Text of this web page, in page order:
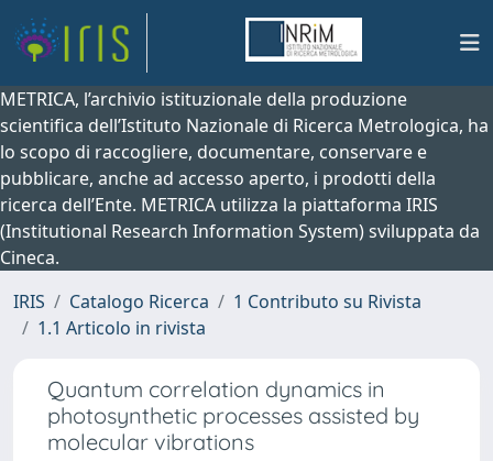
METRICA, l’archivio istituzionale della produzione
scientifica dell’Istituto Nazionale di Ricerca Metrologica, ha
lo scopo di raccogliere, documentare, conservare e
pubblicare, anche ad accesso aperto, i prodotti della
ricerca dell’Ente. METRICA utilizza la piattaforma IRIS
(Institutional Research Information System) sviluppata da
Cineca.
IRIS
Catalogo Ricerca
1 Contributo su Rivista
1.1 Articolo in rivista
Quantum correlation dynamics in
photosynthetic processes assisted by
molecular vibrations